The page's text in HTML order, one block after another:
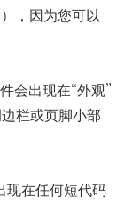
，因为您可以
会出现在“外观”
栏或页脚小部
现在任何短代码